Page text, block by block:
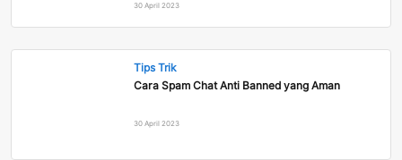
30 April 2023
Tips Trik
Cara Spam Chat Anti Banned yang Aman
30 April 2023